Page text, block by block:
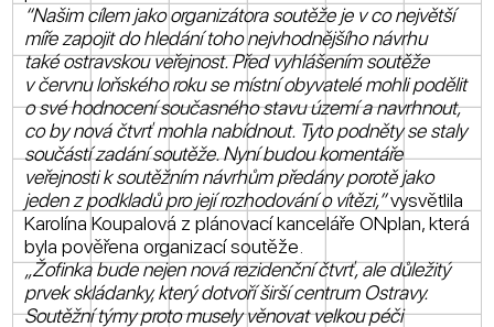
“Našim cílem jako organizátora soutěže je v co největší
míře zapojit do hledání toho nejvhodnějšího návrhu
také ostravskou veřejnost. Před vyhlášením soutěže
v červnu loňského roku se místní obyvatelé mohli podělit
o své hodnocení současného stavu území a navrhnout,
co by nová čtvrť mohla nabídnout. Tyto podněty se staly
součástí zadání soutěže. Nyní budou komentáře
veřejnosti k soutěžním návrhům předány porotě jako
jeden z podkladů pro její rozhodování o vítězi,”vysvětlila
Karolína Koupalová z plánovací kanceláře ONplan, která
byla pověřena organizací soutěže.
„Žofinka bude nejen nová rezidenční čtvrť, ale důležitý
prvek skládanky, který dotvoří širší centrum Ostravy.
Soutěžní týmy proto musely věnovat velkou péči